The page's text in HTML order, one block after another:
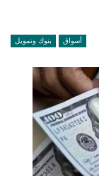
أسواق بنوك وتمويل